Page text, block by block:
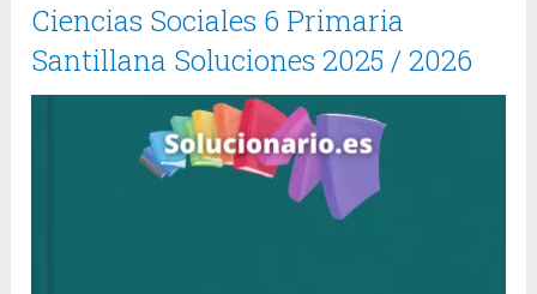
Ciencias Sociales 6 Primaria
Santillana Soluciones 2025 / 2026